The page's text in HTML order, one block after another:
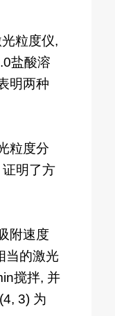
粒度仪,
盐酸溶
明两种
粒度分
明了方
附速度
当的激光
搅拌, 并
3) 为